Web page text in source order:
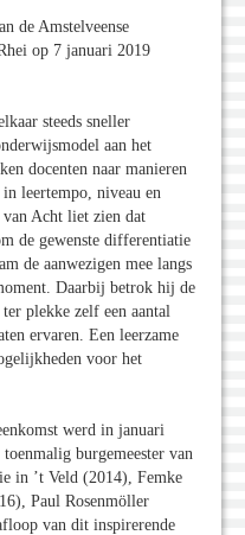
de Amstelveense
op 7 januari 2019
steeds sneller
aan het
docenten naar manieren
leertempo, niveau en
Acht liet zien dat
de gewenste differentiatie
de aanwezigen mee langs
Daarbij betrok hij de
plekke zelf een aantal
ervaren. Een leerzame
voor het
werd in januari
burgemeester van
in ’t Veld (2014), Femke
Paul Rosenmöller
van dit inspirerende